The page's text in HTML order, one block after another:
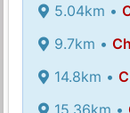
5.04km •
9.7km •
14.8km •
15.36km •